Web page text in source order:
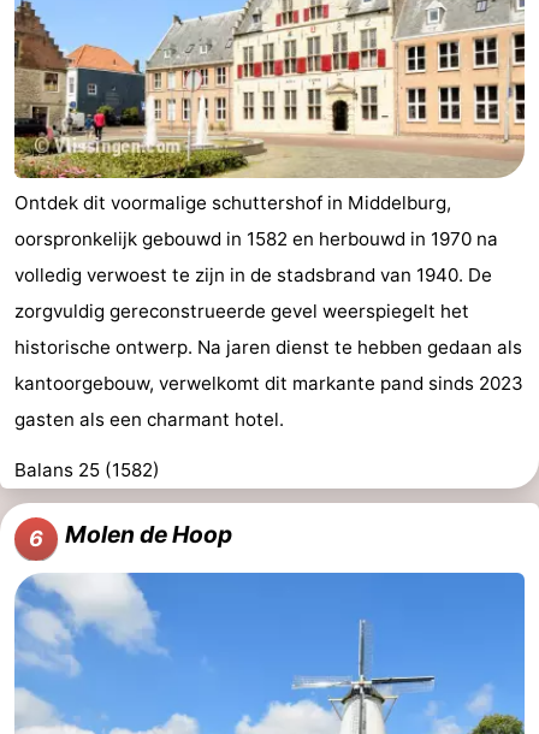
Ontdek dit voormalige schuttershof in Middelburg,
oorspronkelijk gebouwd in 1582 en herbouwd in 1970 na
volledig verwoest te zijn in de stadsbrand van 1940. De
zorgvuldig gereconstrueerde gevel weerspiegelt het
historische ontwerp. Na jaren dienst te hebben gedaan als
kantoorgebouw, verwelkomt dit markante pand sinds 2023
gasten als een charmant hotel.
Balans 25 (1582)
6 Molen de Hoop